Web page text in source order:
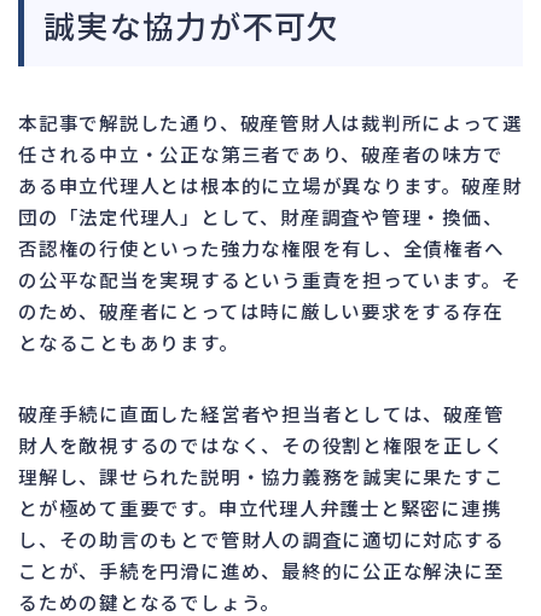
誠実な協力が不可欠
本記事で解説した通り、破産管財人は裁判所によって選
任される中立・公正な第三者であり、破産者の味方で
ある申立代理人とは根本的に立場が異なります。破産財
団の「法定代理人」として、財産調査や管理・換価、
否認権の行使といった強力な権限を有し、全債権者へ
の公平な配当を実現するという重責を担っています。そ
のため、破産者にとっては時に厳しい要求をする存在
となることもあります。
破産手続に直面した経営者や担当者としては、破産管
財人を敵視するのではなく、その役割と権限を正しく
理解し、課せられた説明・協力義務を誠実に果たすこ
とが極めて重要です。申立代理人弁護士と緊密に連携
し、その助言のもとで管財人の調査に適切に対応する
ことが、手続を円滑に進め、最終的に公正な解決に至
るための鍵となるでしょう。